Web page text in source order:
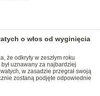
o włos od wyginięcia
że odkryty w zeszłym roku
uznawany za najbardziej
w zasadzie przegrał swoją
zostaną podjęte odpowiednie